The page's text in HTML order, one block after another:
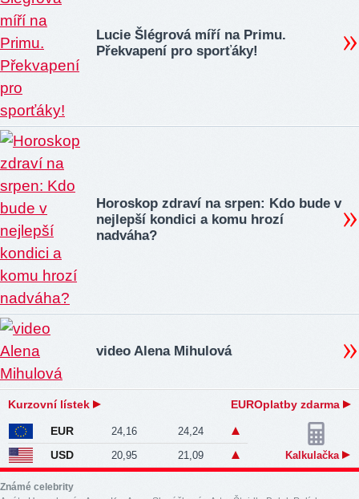
Lucie Šlégrová míří na Primu.
Překvapení pro sporťáky!
Horoskop zdraví na srpen: Kdo bude v
nejlepší kondici a komu hrozí
nadváha?
video Alena Mihulová
Kurzovní lístek EUROplatby zdarma
EUR 24,16 24,24
USD 20,95 21,09 Kalkulačka
Známé celebrity